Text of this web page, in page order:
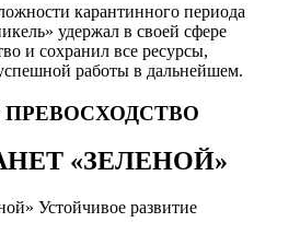
карантинного периода
удержал в своей сфере
и сохранил все ресурсы,
работы в дальнейшем.
ПРЕВОСХОДСТВО
«ЗЕЛЕНОЙ»
Устойчивое развитие